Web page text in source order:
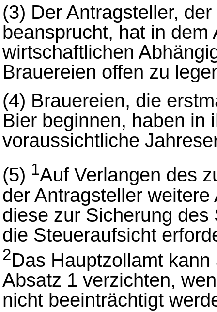
(3) Der Antragsteller,
beansprucht, hat in
wirtschaftlichen
Brauereien offen zu
(4) Brauereien, die
Bier beginnen, haben in
voraussichtliche
(5) 1Auf Verlangen des
der Antragsteller
diese zur Sicherung
die Steueraufsicht
2Das Hauptzollamt
Absatz 1 verzichten,
nicht beeinträchtigt